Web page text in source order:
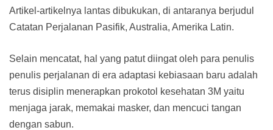
Artikel-artikelnya lantas dibukukan, di antaranya berjudul
Catatan Perjalanan Pasifik, Australia, Amerika Latin.
Selain mencatat, hal yang patut diingat oleh para penulis
penulis perjalanan di era adaptasi kebiasaan baru adalah
terus disiplin menerapkan prokotol kesehatan 3M yaitu
menjaga jarak, memakai masker, dan mencuci tangan
dengan sabun.